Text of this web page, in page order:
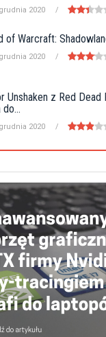
2020
of Warcraft:
2020
Unshaken z Red Dead
2020